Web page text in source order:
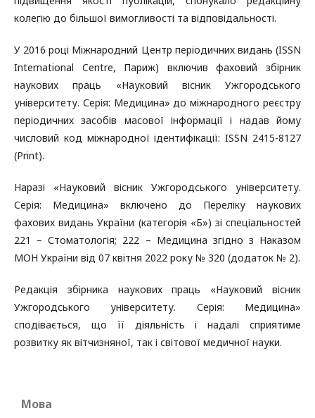
колегію до більшої вимогливості та відповідальності.
У 2016 році Міжнародний Центр періодичних видань (ISSN
International Centre, Париж) включив фаховий збірник
наукових праць «Науковий вісник Ужгородського
університету. Серія: Медицина» до міжнародного реєстру
періодичних засобів масової інформації і надав йому
числовий код міжнародної ідентифікації: ISSN 2415-8127
(Print).
Наразі «Науковий вісник Ужгородського університету.
Серія: Медицина» включено до Переліку наукових
фахових видань України (категорія «Б») зі спеціальностей
221 – Стоматологія; 222 – Медицина згідно з Наказом
МОН України від 07 квітня 2022 року № 320 (додаток № 2).
Редакція збірника наукових праць «Науковий вісник
Ужгородського університету. Серія: Медицина»
сподівається, що її діяльність і надалі сприятиме
розвитку як вітчизняної, так і світової медичної науки.
Мова